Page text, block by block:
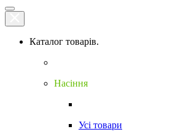
Каталог товарів.
Насіння
Усі товари